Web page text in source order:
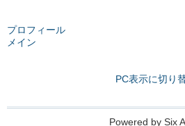
プロフィール
メイン
PC表示に切り
Powered by Six